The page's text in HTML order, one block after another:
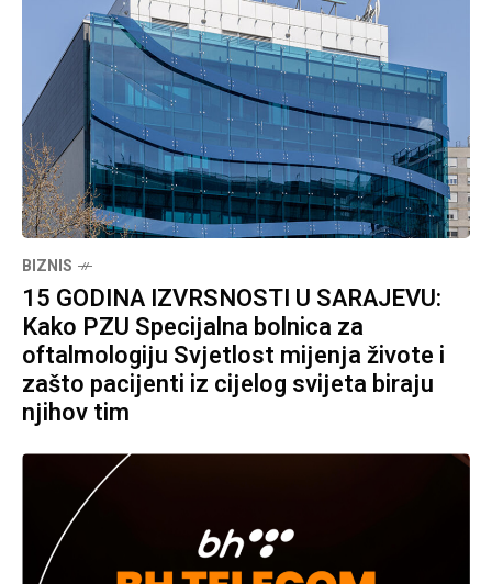
BIZNIS
15 GODINA IZVRSNOSTI U SARAJEVU:
Kako PZU Specijalna bolnica za
oftalmologiju Svjetlost mijenja živote i
zašto pacijenti iz cijelog svijeta biraju
njihov tim